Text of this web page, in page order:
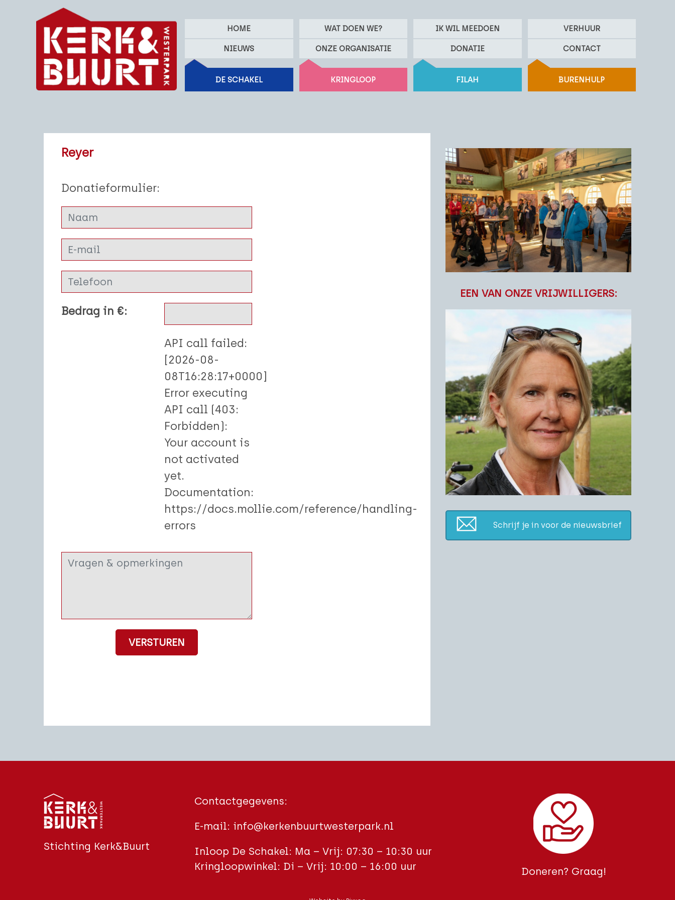
HOME WAT DOEN WE? IK WIL MEEDOEN VERHUUR
NIEUWS ONZE ORGANISATIE DONATIE CONTACT
DE SCHAKEL KRINGLOOP FILAH BURENHULP
Reyer
Donatieformulier:
Bedrag in €:
API call failed:
[2026-08-
08T16:28:17+0000]
Error executing
API call (403:
Forbidden):
Your account is
not activated
yet.
Documentation:
https://docs.mollie.com/reference/handling-
errors
EEN VAN ONZE VRIJWILLIGERS:
Schrijf je in voor de nieuwsbrief
Stichting Kerk&Buurt
Contactgegevens:
E-mail: info@kerkenbuurtwesterpark.nl
Inloop De Schakel: Ma – Vrij: 07:30 – 10:30 uur
Kringloopwinkel: Di – Vrij: 10:00 – 16:00 uur
Doneren? Graag!